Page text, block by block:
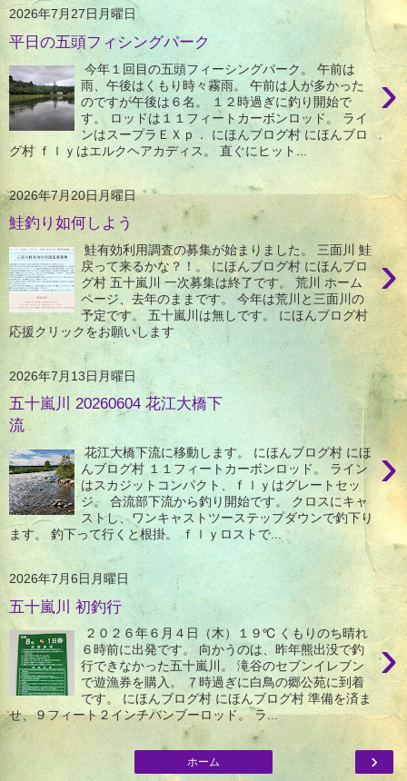
2026年7月27日月曜日
平日の五頭フィシングパーク
›
今年１回目の五頭フィーシングパーク。 午前は
雨、午後はくもり時々霧雨。 午前は人が多かった
のですが午後は６名。 １２時過ぎに釣り開始で
す。 ロッドは１１フィートカーボンロッド。 ライ
ンはスープラＥＸｐ． にほんブログ村 にほんブロ
グ村 ｆｌｙはエルクヘアカディス。 直ぐにヒット...
2026年7月20日月曜日
鮭釣り如何しよう
›
鮭有効利用調査の募集が始まりました。 三面川 鮭
戻って来るかな？！。 にほんブログ村 にほんブロ
グ村 五十嵐川 一次募集は終了です。 荒川 ホーム
ページ、去年のままです。 今年は荒川と三面川の
予定です。 五十嵐川は無しです。 にほんブログ村
応援クリックをお願いします
2026年7月13日月曜日
五十嵐川 20260604 花江大橋下
流
›
花江大橋下流に移動します。 にほんブログ村 にほ
んブログ村 １１フィートカーボンロッド。 ライン
はスカジットコンパクト、ｆｌｙはグレートセッ
ジ。 合流部下流から釣り開始です。 クロスにキャ
ストし、ワンキャストツーステップダウンで釣下り
ます。 釣下って行くと根掛。 ｆｌｙロストで...
2026年7月6日月曜日
五十嵐川 初釣行
›
２０２６年６月４日（木）１９℃ くもりのち晴れ
６時前に出発です。 向かうのは、昨年熊出没で釣
行できなかった五十嵐川。 滝谷のセブンイレブン
で遊漁券を購入。 ７時過ぎに白鳥の郷公苑に到着
です。 にほんブログ村 にほんブログ村 準備を済ま
せ、９フィート２インチバンブーロッド。 ラ...
›
ホーム